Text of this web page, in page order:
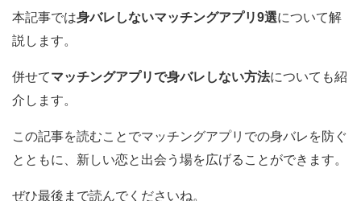
本記事では身バレしないマッチングアプリ9選について解
説します。
併せてマッチングアプリで身バレしない方法についても紹
介します。
この記事を読むことでマッチングアプリでの身バレを防ぐ
とともに、新しい恋と出会う場を広げることができます。
ぜひ最後まで読んでくださいね。